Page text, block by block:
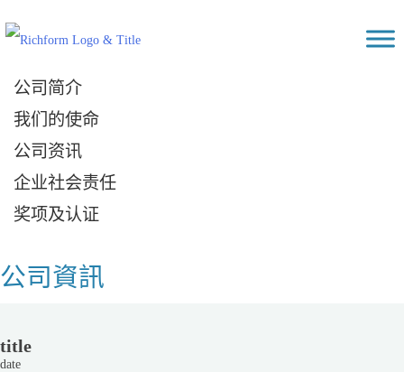
to
content
公司简介
我们的使命
公司资讯
企业社会责任
奖项及认证
公司資訊
title
date